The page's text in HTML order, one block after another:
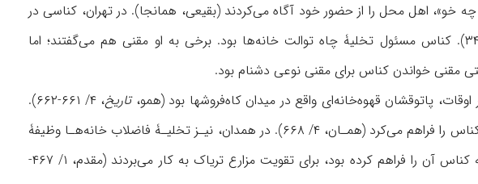
خو»، اهل محل را از حضور خود آگاه می‌کردند (بقیعی، همانجا). در تهران، کناسی در
دستۀ مشاغل نوکربابی (نوکرپیشه) قرار داشت (شهری، همان، ۴/ ۳۳۹-۳۴۰). کناس مسئول تخلیۀ چاه توالت خانه‌ها بود. برخی به او مقنی هم می‌گفتند؛ اما
مقنی خواندن کناس برای مقنی نوعی دشنام بود.
اوقات، پاتوقشان قهوه‌خانه‌ای واقع در میدان کاه‌فروشها بود (همو،تاریخ
، ۴/ ۶۶۱-۶۶۲).
تا زمان پایان کار تخلیۀ چاه، صاحب‌خانه باید ناهار، چای، توتون و چپق کناس را فراهم می‌کرد (همـان، ۴/ ۶۶۸). در همدان، نیـز تخلیـۀ فاضلاب خانه‌هـا وظیفۀ
کناس یا خلاپاک‌کن بود (گروسین، ۱۳۵). در تویسرکان، کود انسانی را، که کناس آن را فراهم کرده بود، برای تقویت مزارع تریاک به کار می‌بردند (مقدم، ۱/ ۴۶۷-